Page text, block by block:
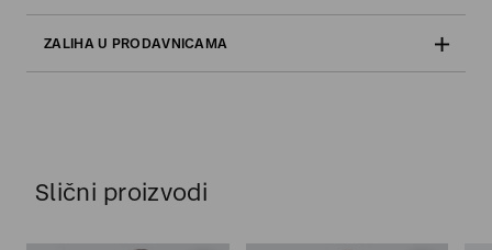
ZALIHA U PRODAVNICAMA
Slični proizvodi